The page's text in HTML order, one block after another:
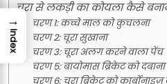
चूरा से लकड़ी का कोयला कैसे
चरण 1: कच्चे माल को कुचलना
चरण 2: चूरा सुखाना
चरण 3: चूरा अलग करने वाला पेंच
चरण 5: बायोमास ब्रिकेट को दबाना
चरण 6: चूरा ब्रिकेट को
→
Index